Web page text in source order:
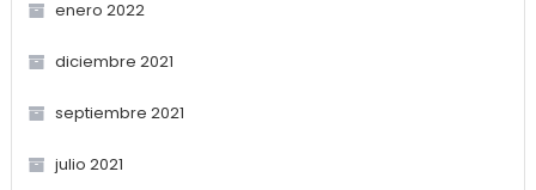
enero 2022
diciembre 2021
septiembre 2021
julio 2021